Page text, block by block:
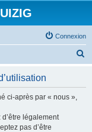
Connexion
ci-après par « nous »,
légalement
pas d’être